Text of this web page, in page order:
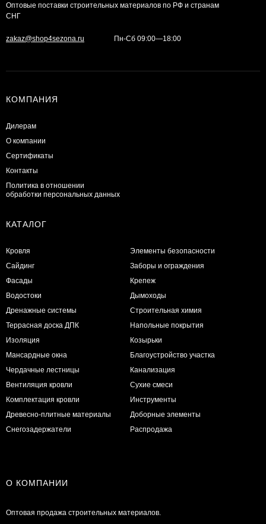
Оптовые поставки строительных материалов по РФ и странам
СНГ
zakaz@shop4sezona.ru Пн-Сб 09:00—18:00
КОМПАНИЯ
Дилерам
О компании
Сертификаты
Контакты
Политика в отношении
обработки персональных данных
КАТАЛОГ
Кровля
Сайдинг
Фасады
Водостоки
Дренажные системы
Террасная доска ДПК
Изоляция
Мансардные окна
Чердачные лестницы
Вентиляция кровли
Комплектация кровли
Древесно-плитные материалы
Снегозадержатели
Элементы безопасности
Заборы и ограждения
Крепеж
Дымоходы
Строительная химия
Напольные покрытия
Козырьки
Благоустройство участка
Канализация
Сухие смеси
Инструменты
Доборные элементы
Распродажа
О КОМПАНИИ
Оптовая продажа строительных материалов.